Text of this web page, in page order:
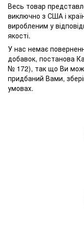
Весь товар
виключно з США і
виробленим у
якості.
У нас немає
добавок, постанова
№ 172), так що Ви
придбаний Вами,
умовах.